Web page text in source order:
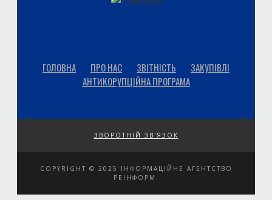
ГОЛОВНА ПРО НАС ЗВІТНІСТЬ
ЗАКУПІВЛІ
АНТИКОРУПЦІЙНА ПРОГРАМА
ЗВОРОТНІЙ ЗВ'ЯЗОК
COPYRIGHT © 2025 ІНФОРМАЦІЙНЕ АГЕНТСТВО
РЕІНФОРМ.